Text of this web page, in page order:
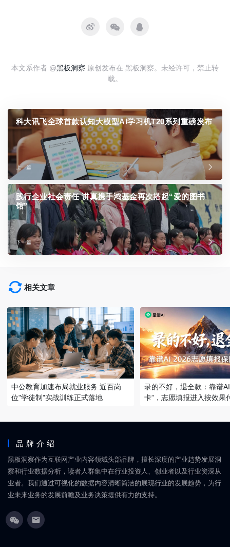
本文系作者 @黑板洞察 原创发布在 黑板洞察。未经许可，禁止转
载。
科大讯飞全球首款认知大模型AI学习机T20系列重磅发布
上一篇
践行企业社会责任 讲真携手鸿基金再次搭起“爱的图书
馆”
下一篇
相关文章
中公教育加速布局就业服务 近百岗
位"学徒制"实战训练正式落地
录的不好，退全款：靠谱
卡”，志愿填报进入按效果
品牌介绍
黑板洞察作为互联网产业内容领域头部品牌，擅长深度的产业趋势发展洞
察和行业数据分析，读者人群集中在行业投资人、创业者以及行业资深从
业者。我们通过可视化的数据内容清晰简洁的展现行业的发展趋势，为行
业未来业务的发展前瞻及业务决策提供有力的支持。